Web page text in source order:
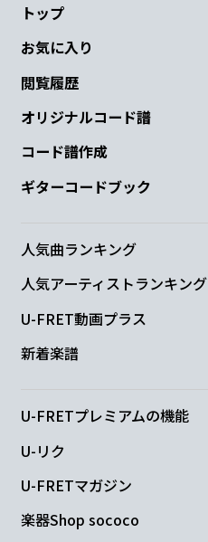
トップ
お気に入り
閲覧履歴
オリジナルコード譜
コード譜作成
ギターコードブック
人気曲ランキング
人気アーティストランキング
U-FRET動画プラス
新着楽譜
U-FRETプレミアムの機能
U-リク
U-FRETマガジン
楽器Shop sococo